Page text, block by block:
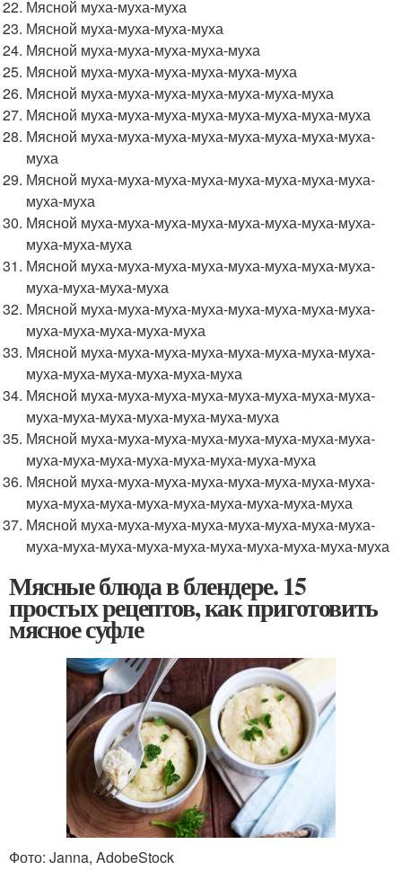
Мясной муха-муха-муха
Мясной муха-муха-муха-муха
Мясной муха-муха-муха-муха-муха
Мясной муха-муха-муха-муха-муха-муха
Мясной муха-муха-муха-муха-муха-муха-муха
Мясной муха-муха-муха-муха-муха-муха-муха-муха
Мясной муха-муха-муха-муха-муха-муха-муха-муха-
муха
Мясной муха-муха-муха-муха-муха-муха-муха-муха-
муха-муха
Мясной муха-муха-муха-муха-муха-муха-муха-муха-
муха-муха-муха
Мясной муха-муха-муха-муха-муха-муха-муха-муха-
муха-муха-муха-муха
Мясной муха-муха-муха-муха-муха-муха-муха-муха-
муха-муха-муха-муха-муха
Мясной муха-муха-муха-муха-муха-муха-муха-муха-
муха-муха-муха-муха-муха-муха
Мясной муха-муха-муха-муха-муха-муха-муха-муха-
муха-муха-муха-муха-муха-муха-муха
Мясной муха-муха-муха-муха-муха-муха-муха-муха-
муха-муха-муха-муха-муха-муха-муха-муха
Мясной муха-муха-муха-муха-муха-муха-муха-муха-
муха-муха-муха-муха-муха-муха-муха-муха-муха
Мясной муха-муха-муха-муха-муха-муха-муха-муха-
муха-муха-муха-муха-муха-муха-муха-муха-муха-муха
Мясные блюда в блендере. 15
простых рецептов, как приготовить
мясное суфле
Фото: Janna, AdobeStock